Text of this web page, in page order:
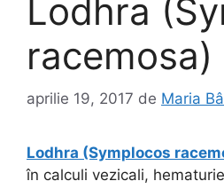
Lodhra
racemosa)
aprilie 19, 2017 de Maria
Lodhra (Symplocos
în calculi vezicali,